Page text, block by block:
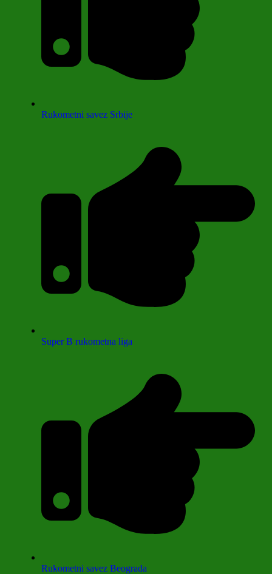
Rukometni savez Srbije
Super B rukometna liga
Rukometni savez Beograda